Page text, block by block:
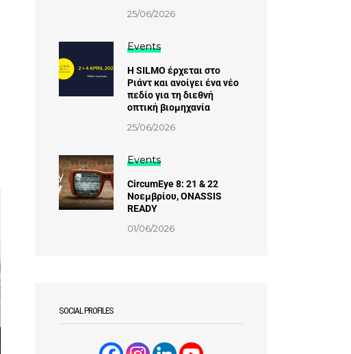
25/06/2026
Events
Η SILMO έρχεται στο
Ριάντ και ανοίγει ένα νέο
πεδίο για τη διεθνή
οπτική βιομηχανία
25/06/2026
Events
CircumEye 8: 21 & 22
Νοεμβρίου, ONASSIS
READY
01/06/2026
SOCIAL PROFILES